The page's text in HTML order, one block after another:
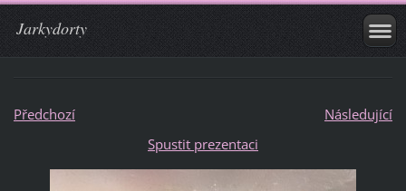
Jarkydorty
Předchozí
Následující
Spustit prezentaci